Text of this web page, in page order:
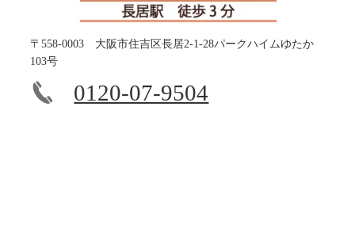
〒558-0003 大阪市住吉区長居2-1-28パークハイムゆたか
103号
0120-07-9504